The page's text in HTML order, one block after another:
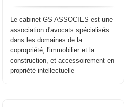
Le cabinet GS ASSOCIES est une
association d'avocats spécialisés
dans les domaines de la
copropriété, l'immobilier et la
construction, et accessoirement en
propriété intellectuelle